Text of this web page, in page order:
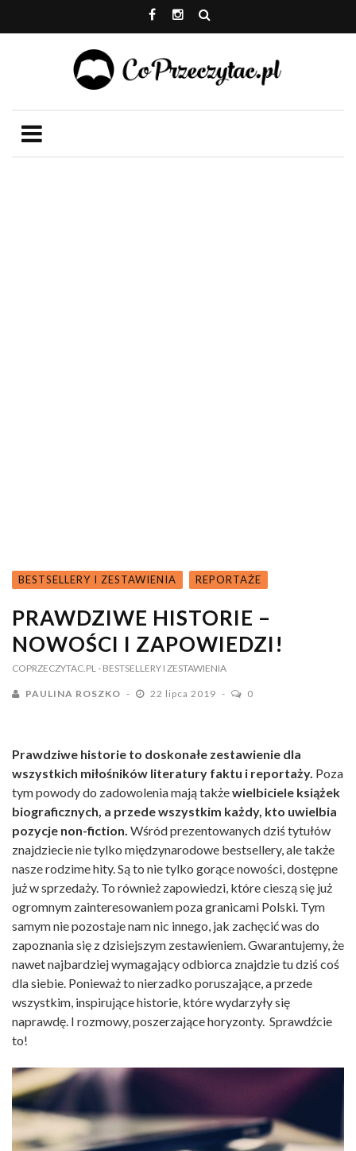
BESTSELLERY I ZESTAWIENIA REPORTAŻE
PRAWDZIWE HISTORIE –
NOWOŚCI I ZAPOWIEDZI!
COPRZECZYTAC.PL - BESTSELLERY I ZESTAWIENIA
PAULINA ROSZKO 22 lipca 2019 0
Prawdziwe historie to doskonałe zestawienie dla
wszystkich miłośników literatury faktu i reportaży. Poza
tym powody do zadowolenia mają takżewielbiciele książek
biograficznych, a przede wszystkim każdy, kto uwielbia
pozycje non-fiction. Wśród prezentowanych dziś tytułów
znajdziecie nie tylko międzynarodowe bestsellery, ale także
nasze rodzime hity. Są to nie tylko gorące nowości, dostępne
już w sprzedaży. To również zapowiedzi, które cieszą się już
ogromnym zainteresowaniem poza granicami Polski. Tym
samym nie pozostaje nam nic innego, jak zachęcić was do
zapoznania się z dzisiejszym zestawieniem. Gwarantujemy, że
nawet najbardziej wymagający odbiorca znajdzie tu dziś coś
dla siebie. Ponieważ to nierzadko poruszające, a przede
wszystkim, inspirujące historie, które wydarzyły się
naprawdę. I rozmowy, poszerzające horyzonty. Sprawdźcie
to!